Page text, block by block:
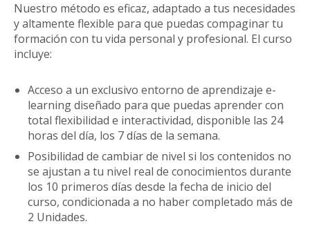
Nuestro método es eficaz, adaptado a tus necesidades
y altamente flexible para que puedas compaginar tu
formación con tu vida personal y profesional. El curso
incluye:
Acceso a un exclusivo entorno de aprendizaje e-
learning diseñado para que puedas aprender con
total flexibilidad e interactividad, disponible las 24
horas del día, los 7 días de la semana.
Posibilidad de cambiar de nivel si los contenidos no
se ajustan a tu nivel real de conocimientos durante
los 10 primeros días desde la fecha de inicio del
curso, condicionada a no haber completado más de
2 Unidades.